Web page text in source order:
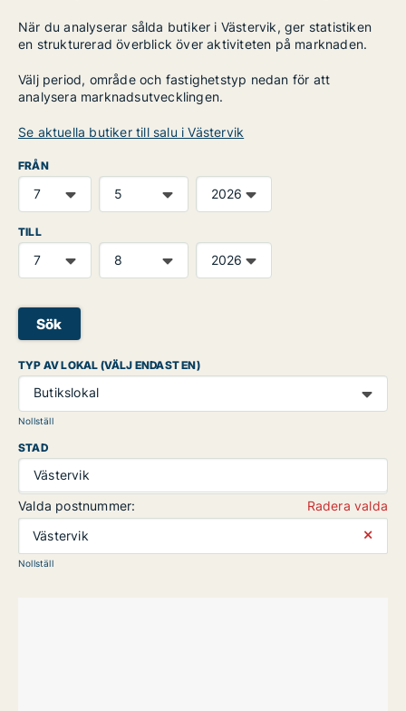
När du analyserar sålda butiker i Västervik, ger statistiken
en strukturerad överblick över aktiviteten på marknaden.
Välj period, område och fastighetstyp nedan för att
analysera marknadsutvecklingen.
Se aktuella butiker till salu i Västervik
FRÅN
TILL
Sök
TYP AV LOKAL (VÄLJ ENDAST EN)
Butikslokal
Nollställ
STAD
Västervik
Valda postnummer:
Radera valda
Västervik
⨯
Nollställ